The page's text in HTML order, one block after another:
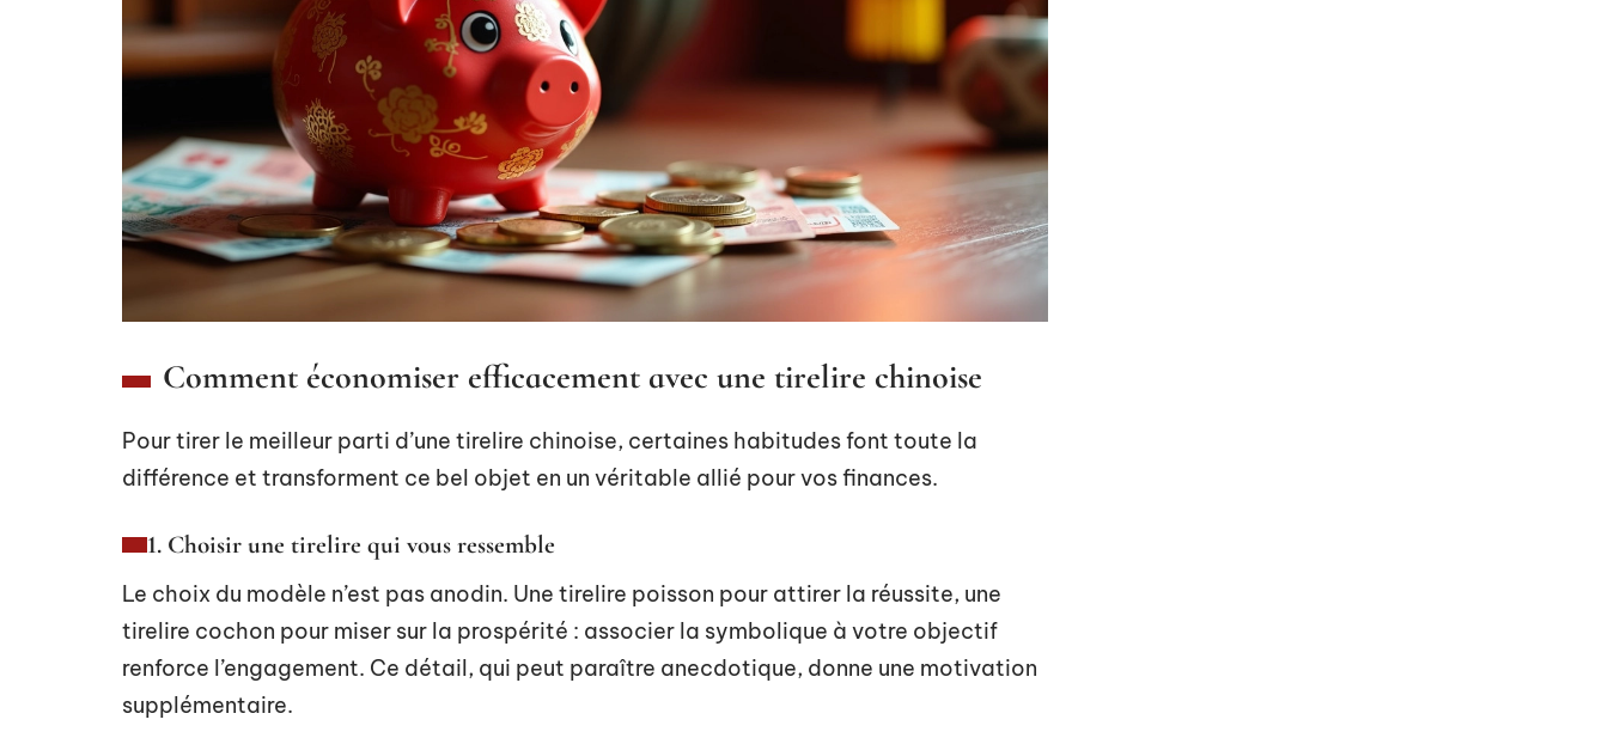
Comment économiser efficacement avec une tirelire chinoise
Pour tirer le meilleur parti d’une tirelire chinoise, certaines habitudes font toute la
différence et transforment ce bel objet en un véritable allié pour vos finances.
1. Choisir une tirelire qui vous ressemble
Le choix du modèle n’est pas anodin. Une tirelire poisson pour attirer la réussite, une
tirelire cochon pour miser sur la prospérité : associer la symbolique à votre objectif
renforce l’engagement. Ce détail, qui peut paraître anecdotique, donne une motivation
supplémentaire.